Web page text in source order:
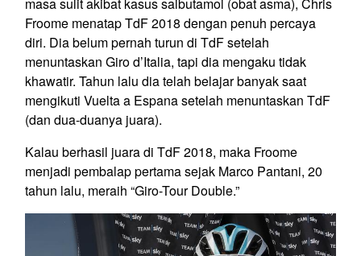
Froome menatap TdF 2018 dengan penuh percaya
diri. Dia belum pernah turun di TdF setelah
menuntaskan Giro d’Italia, tapi dia mengaku tidak
khawatir. Tahun lalu dia telah belajar banyak saat
mengikuti Vuelta a Espana setelah menuntaskan TdF
(dan dua-duanya juara).
Kalau berhasil juara di TdF 2018, maka Froome
menjadi pembalap pertama sejak Marco Pantani, 20
tahun lalu, meraih “Giro-Tour Double.”